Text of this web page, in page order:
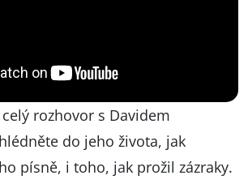
rozhovor s Davidem
do jeho života, jak
písně, i toho, jak prožil zázraky.